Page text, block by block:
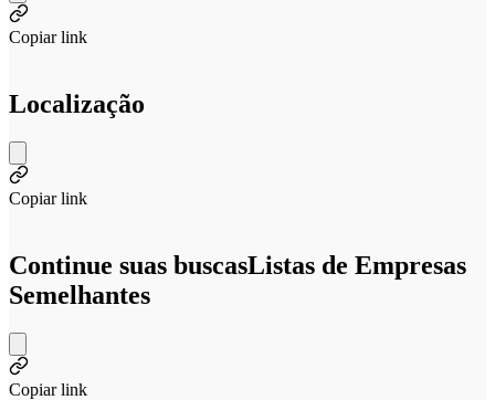
Copiar link
Localização
Copiar link
Continue suas buscasListas de Empresas
Semelhantes
Copiar link